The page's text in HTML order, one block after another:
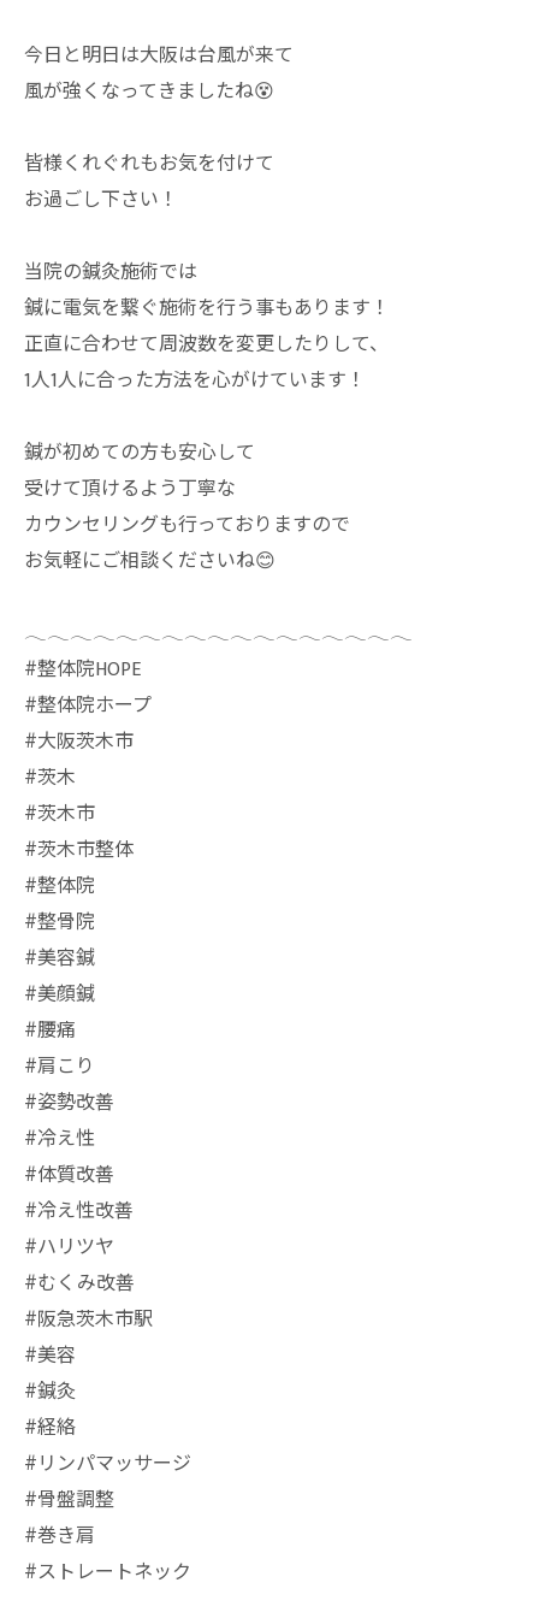
今日と明日は大阪は台風が来て
風が強くなってきましたね😵
皆様くれぐれもお気を付けて
お過ごし下さい！
当院の鍼灸施術では
鍼に電気を繋ぐ施術を行う事もあります！
正直に合わせて周波数を変更したりして、
1人1人に合った方法を心がけています！
鍼が初めての方も安心して
受けて頂けるよう丁寧な
カウンセリングも行っておりますので
お気軽にご相談くださいね😊
𓂃𓂃𓂃𓂃𓂃𓂃𓂃𓂃𓂃𓂃𓂃𓂃𓂃𓂃𓂃𓂃𓂃
⁡#整体院HOPE
#整体院ホープ
#大阪茨木市
#茨木
#茨木市
#茨木市整体
#整体院
#整骨院
#美容鍼
#美顔鍼
#腰痛
#肩こり
#姿勢改善
#冷え性
#体質改善
#冷え性改善
#ハリツヤ
#むくみ改善
#阪急茨木市駅
⁡#美容
#鍼灸
#経絡
#リンパマッサージ
#骨盤調整
#巻き肩
#ストレートネック